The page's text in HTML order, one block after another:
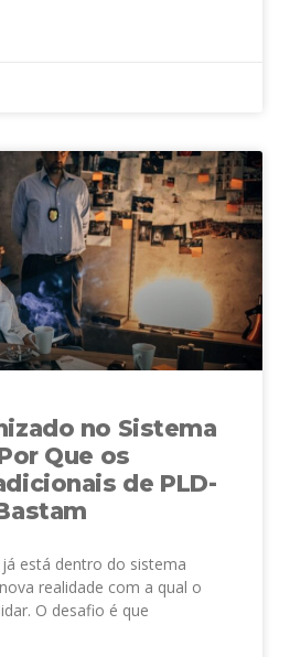
no Sistema
Que os
de PLD-
está dentro do sistema
realidade com a qual o
O desafio é que